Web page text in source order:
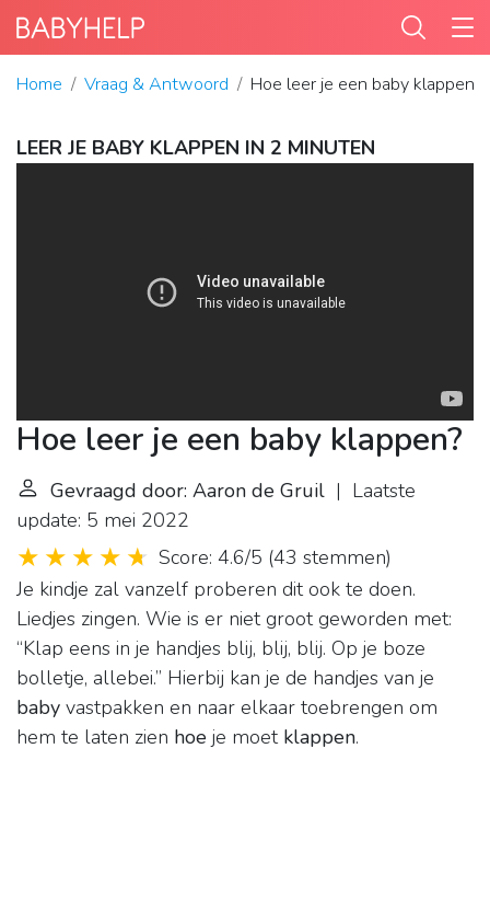
Home Vraag & Antwoord Hoe leer je een baby klappen?
LEER JE BABY KLAPPEN IN 2 MINUTEN
Hoe leer je een baby klappen?
Gevraagd door: Aaron de Gruil | Laatste
update: 5 mei 2022
Score: 4.6/5 (43 stemmen)
Je kindje zal vanzelf proberen dit ook te doen.
Liedjes zingen. Wie is er niet groot geworden met:
“Klap eens in je handjes blij, blij, blij. Op je boze
bolletje, allebei.” Hierbij kan je de handjes van je
baby vastpakken en naar elkaar toebrengen om
hem te laten zien hoe je moet klappen.